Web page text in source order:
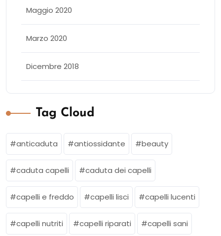
Maggio 2020
Marzo 2020
Dicembre 2018
Tag Cloud
anticaduta antiossidante beauty
caduta capelli caduta dei capelli
capelli e freddo capelli lisci capelli lucenti
capelli nutriti capelli riparati capelli sani